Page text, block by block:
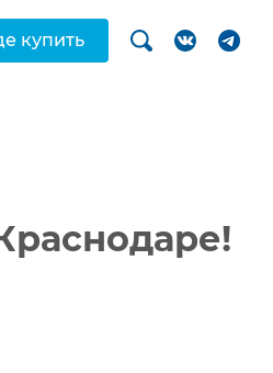
купить